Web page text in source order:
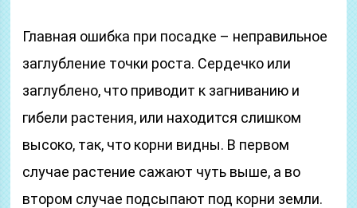
Главная ошибка при посадке – неправильное
заглубление точки роста. Сердечко или
заглублено, что приводит к загниванию и
гибели растения, или находится слишком
высоко, так, что корни видны. В первом
случае растение сажают чуть выше, а во
втором случае подсыпают под корни земли.